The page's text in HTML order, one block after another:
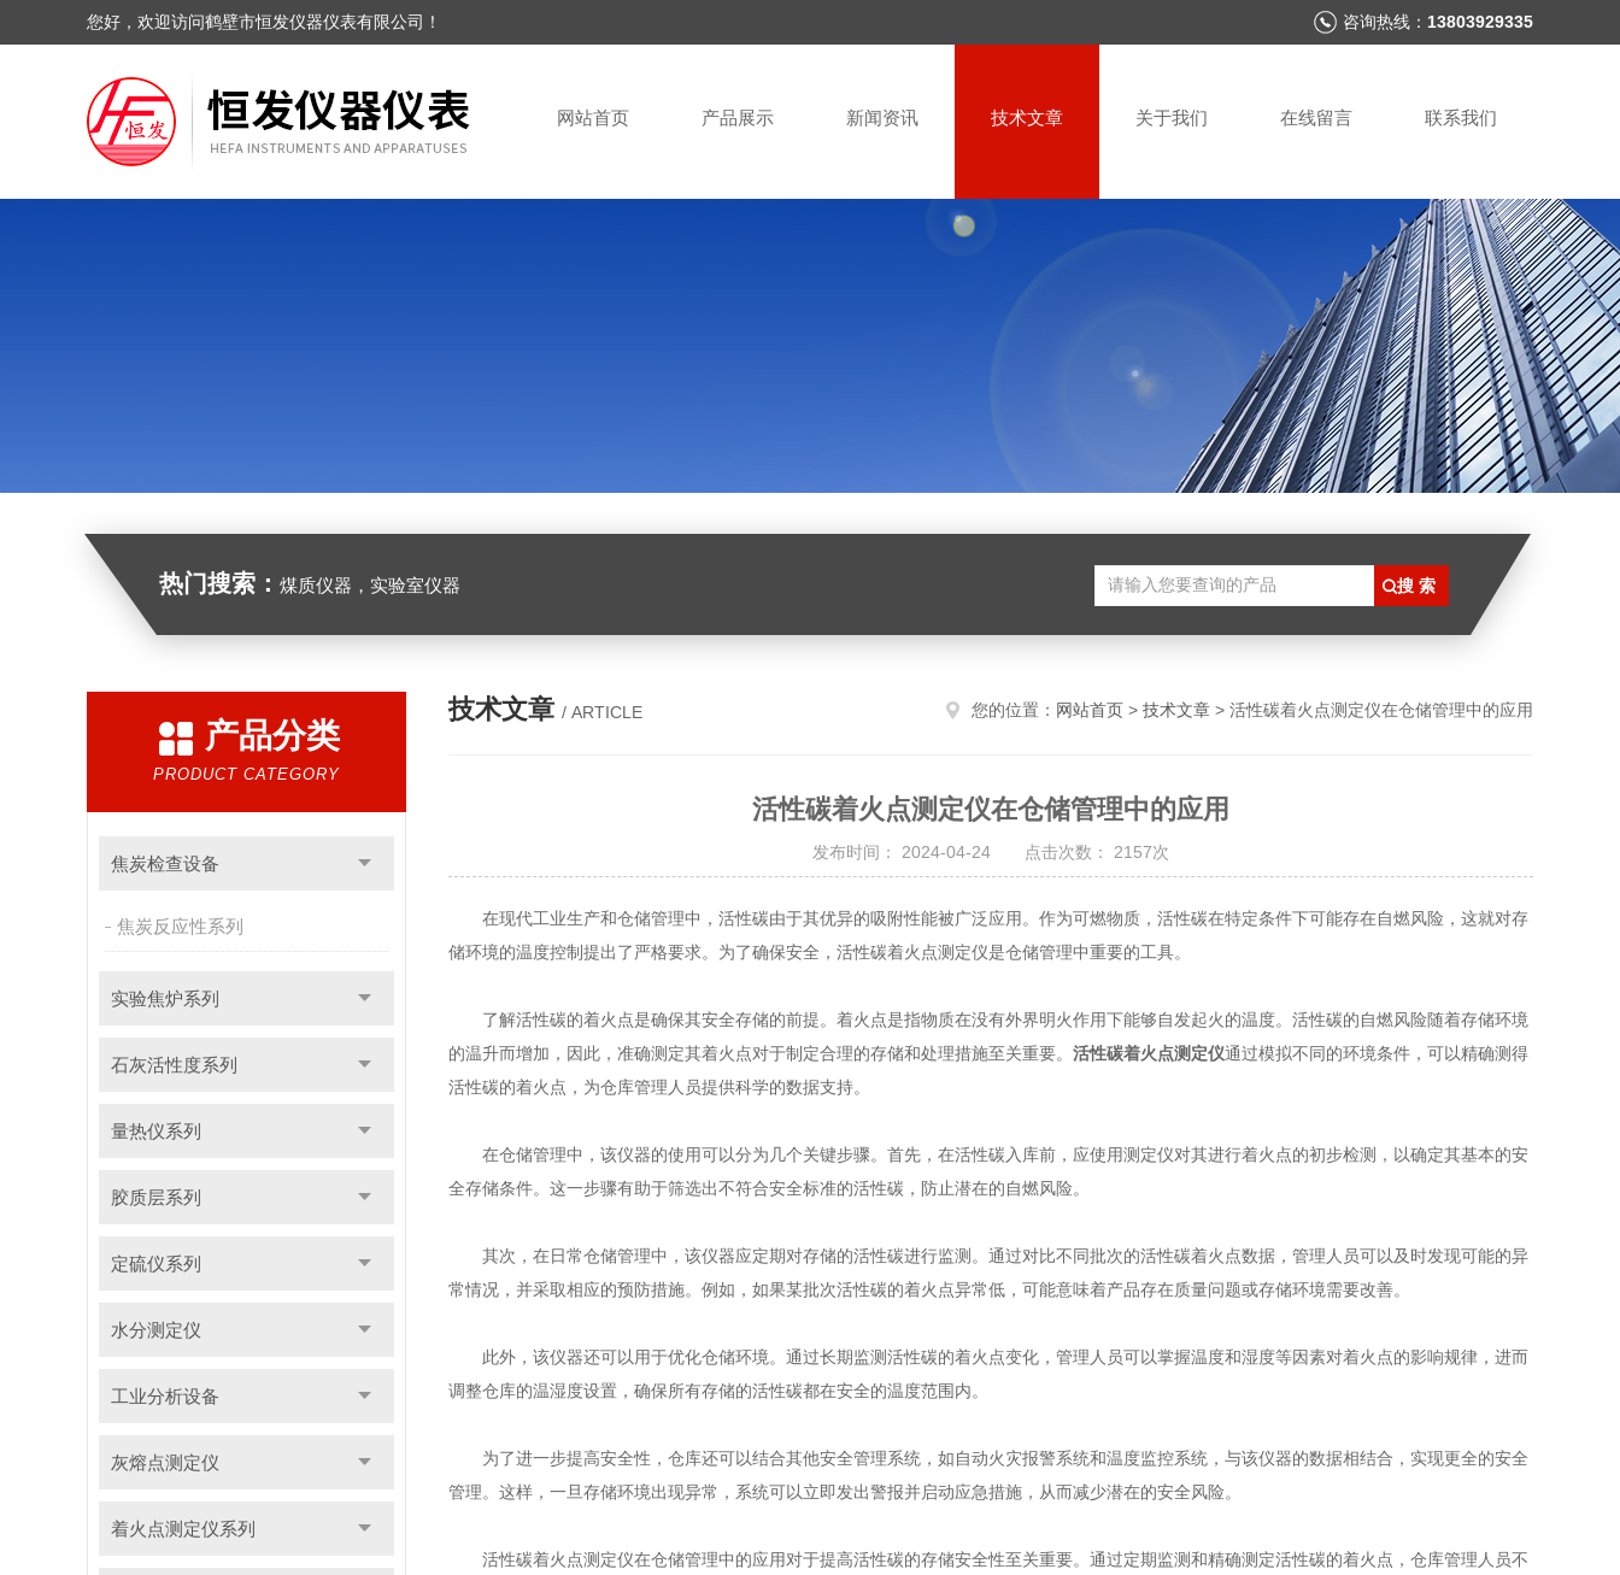
您好，欢迎访问鹤壁市恒发仪器仪表有限公司！ 咨询热线： 13803929335
网站首页 产品展示 新闻资讯 技术文章 关于我们 在线留言 联系我们
热门搜索： 煤质仪器，实验室仪器
产品分类
PRODUCT CATEGORY
焦炭检查设备
焦炭反应性系列
实验焦炉系列
石灰活性度系列
量热仪系列
胶质层系列
定硫仪系列
水分测定仪
工业分析设备
灰熔点测定仪
着火点测定仪系列
技术文章 / ARTICLE 您的位置： 网站首页 > 技术文章 > 活性碳着火点测定仪在仓储管理中的应用
活性碳着火点测定仪在仓储管理中的应用
发布时间： 2024-04-24 点击次数： 2157次
在现代工业生产和仓储管理中，活性碳由于其优异的吸附性能被广泛应用。作为可燃物质，活性碳在特定条件下可能存在自燃风险，这就对存
储环境的温度控制提出了严格要求。为了确保安全，活性碳着火点测定仪是仓储管理中重要的工具。
了解活性碳的着火点是确保其安全存储的前提。着火点是指物质在没有外界明火作用下能够自发起火的温度。活性碳的自燃风险随着存储环境
的温升而增加，因此，准确测定其着火点对于制定合理的存储和处理措施至关重要。 活性碳着火点测定仪通过模拟不同的环境条件，可以精确测得
活性碳的着火点，为仓库管理人员提供科学的数据支持。
在仓储管理中，该仪器的使用可以分为几个关键步骤。首先，在活性碳入库前，应使用测定仪对其进行着火点的初步检测，以确定其基本的安
全存储条件。这一步骤有助于筛选出不符合安全标准的活性碳，防止潜在的自燃风险。
其次，在日常仓储管理中，该仪器应定期对存储的活性碳进行监测。通过对比不同批次的活性碳着火点数据，管理人员可以及时发现可能的异
常情况，并采取相应的预防措施。例如，如果某批次活性碳的着火点异常低，可能意味着产品存在质量问题或存储环境需要改善。
此外，该仪器还可以用于优化仓储环境。通过长期监测活性碳的着火点变化，管理人员可以掌握温度和湿度等因素对着火点的影响规律，进而
调整仓库的温湿度设置，确保所有存储的活性碳都在安全的温度范围内。
为了进一步提高安全性，仓库还可以结合其他安全管理系统，如自动火灾报警系统和温度监控系统，与该仪器的数据相结合，实现更全的安全
管理。这样，一旦存储环境出现异常，系统可以立即发出警报并启动应急措施，从而减少潜在的安全风险。
活性碳着火点测定仪在仓储管理中的应用对于提高活性碳的存储安全性至关重要。通过定期监测和精确测定活性碳的着火点，仓库管理人员不